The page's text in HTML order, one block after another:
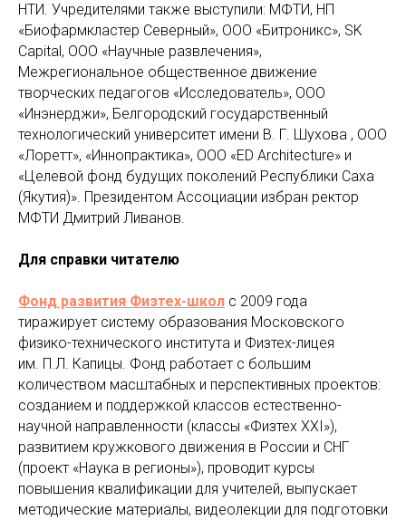
НТИ. Учредителями также выступили: МФТИ, НП
«Биофармкластер Северный», ООО «Битроникс», SK
Capital, ООО «Научные развлечения»,
Межрегиональное общественное движение
творческих педагогов «Исследователь», ООО
«Инэнерджи», Белгородский государственный
технологический университет имени В. Г. Шухова , ООО
«Лоретт», «Иннопрактика», ООО «ED Architecture» и
«Целевой фонд будущих поколений Республики Саха
(Якутия)». Президентом Ассоциации избран ректор
МФТИ Дмитрий Ливанов.
Для справки читателю
Фонд развития Физтех-школ с 2009 года
тиражирует систему образования Московского
физико-технического института и Физтех-лицея
им. П.Л. Капицы. Фонд работает с большим
количеством масштабных и перспективных проектов:
созданием и поддержкой классов естественно-
научной направленности (классы «Физтех XXI»),
развитием кружкового движения в России и СНГ
(проект «Наука в регионы»), проводит курсы
повышения квалификации для учителей, выпускает
методические материалы, видеолекции для подготовки